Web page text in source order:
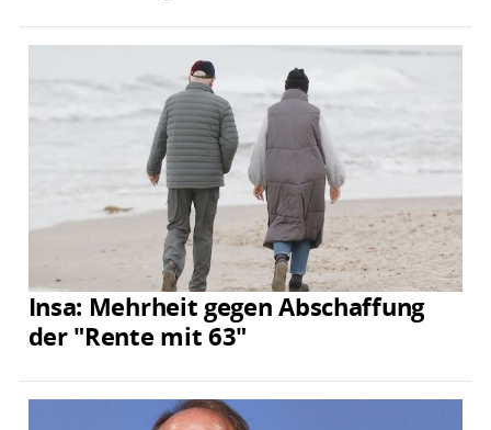
Insa: Mehrheit gegen Abschaffung
der "Rente mit 63"